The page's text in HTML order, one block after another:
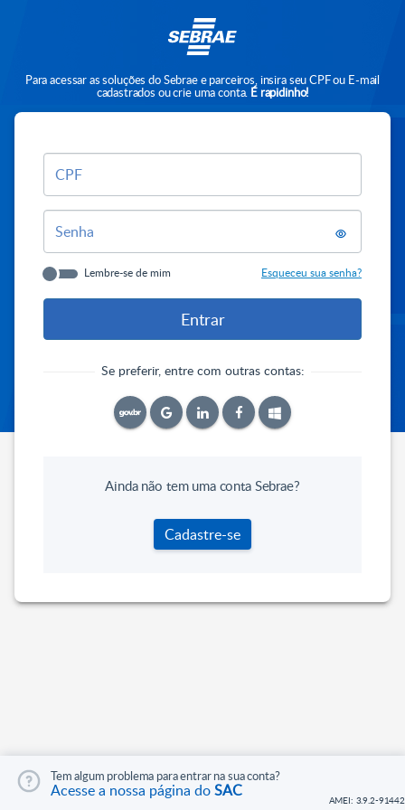
Para acessar as soluções do Sebrae e parceiros, insira seu CPF ou E-mail
cadastrados ou crie uma conta. É rapidinho!
CPF
Senha
Lembre-se de mim Esqueceu sua senha?
Se preferir, entre com outras contas:
Tem algum problema para entrar na sua conta?
Acesse a nossa página doSAC
Ainda não tem uma conta Sebrae?
Cadastre-se
AMEI: 3.9.2-91442